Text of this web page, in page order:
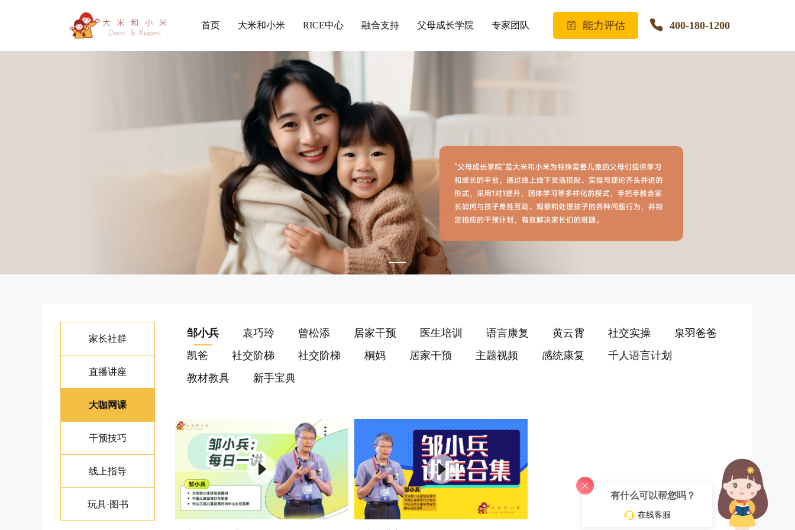
首页 大米和小米 RICE中心 融合支持 父母成长学院 专家团队 能力评估 400-180-1200
家长社群
直播讲座
大咖网课
干预技巧
线上指导
玩具·图书
邹小兵 袁巧玲 曾松添 居家干预 医生培训 语言康复 黄云霄 社交实操
泉羽爸爸
凯爸
社交阶梯 社交阶梯 桐妈 居家干预 主题视频 感统康复
千人语言计划
教材教具
新手宝典
有什么可以帮您吗？
在线客服